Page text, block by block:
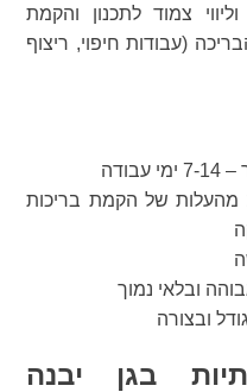
צמוד לתכנון והקמת
(עבודות חיפוי, ריצוף
מהעלות של הקמת בריכות
ובלאי נמוך
ובצורה
בגן יבנה